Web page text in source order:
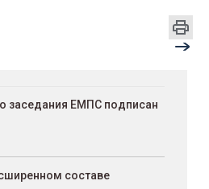
заседания ЕМПС подписан
составе